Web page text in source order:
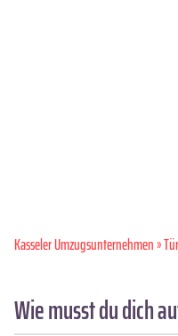
Kasseler Umzugsunternehmen»
Wie musst du dich